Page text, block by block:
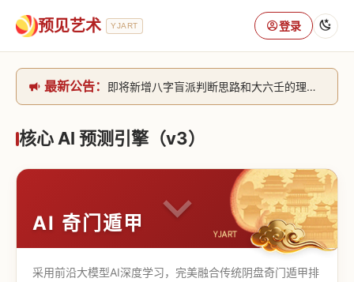
预见艺术 YJART 登录
最新公告：
即将新增八字盲派判断思路和大六壬的理气+取像判断思路。[内侧中，捐赠会员可用]2026/6/30
网站升级完成，升级全模块的算法，限时开放用户注册。2026/6/27
核心 AI 预测引擎（v3）
AI 奇门遁甲
采用前沿大模型AI深度学习，完美融合传统阴盘奇门遁甲排